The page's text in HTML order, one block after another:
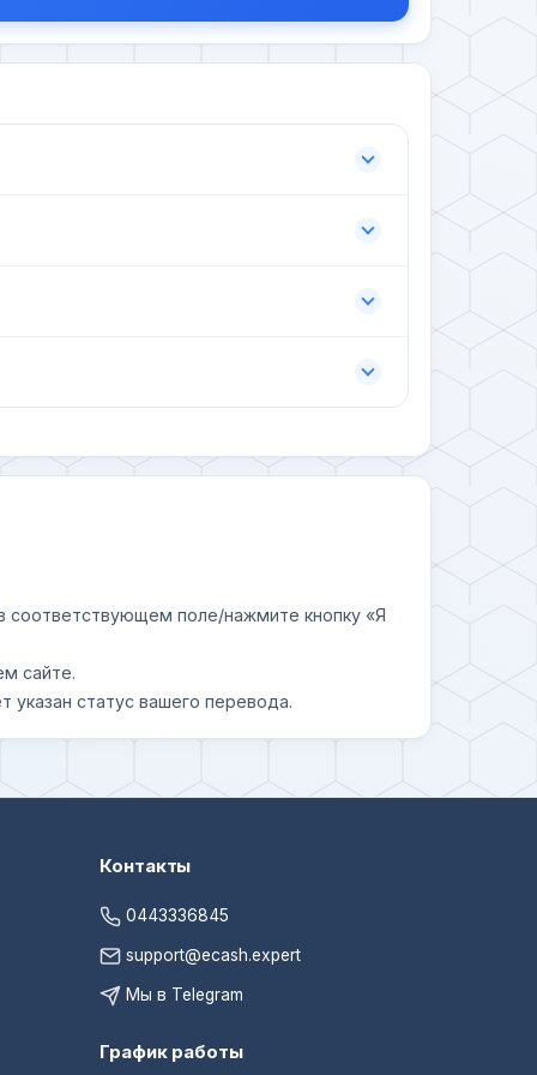
соответствующем поле/нажмите кнопку «Я
сайте.
указан статус вашего перевода.
Контакты
0443336845
support@ecash.expert
Мы в Telegram
График работы